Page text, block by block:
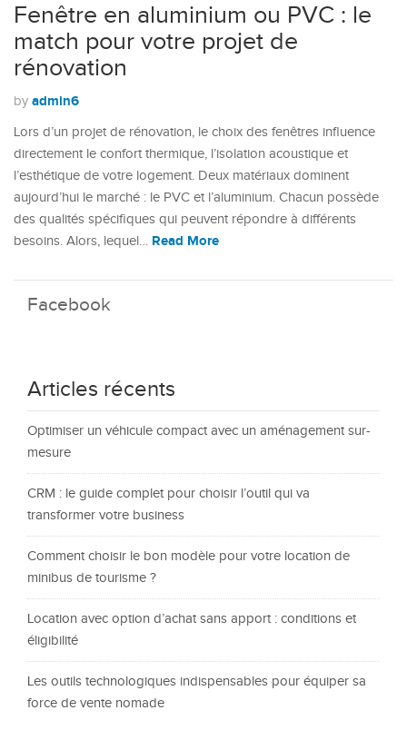
Fenêtre en aluminium ou PVC : le
match pour votre projet de
rénovation
by admin6
Lors d’un projet de rénovation, le choix des fenêtres influence
directement le confort thermique, l’isolation acoustique et
l’esthétique de votre logement. Deux matériaux dominent
aujourd’hui le marché : le PVC et l’aluminium. Chacun possède
des qualités spécifiques qui peuvent répondre à différents
besoins. Alors, lequel… Read More
Facebook
Articles récents
Optimiser un véhicule compact avec un aménagement sur-
mesure
CRM : le guide complet pour choisir l’outil qui va
transformer votre business
Comment choisir le bon modèle pour votre location de
minibus de tourisme ?
Location avec option d’achat sans apport : conditions et
éligibilité
Les outils technologiques indispensables pour équiper sa
force de vente nomade